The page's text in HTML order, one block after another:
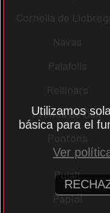
Cornellà de
Navas
Palafolls
Rellinars
Premià de Dalt
Pontons
Pujalt
Papiol
Utilizamos
básica para el
Ver